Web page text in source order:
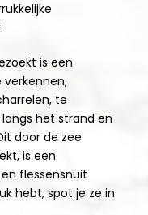
is een
te
het strand en
door de zee
is een
flessensnuit
hebt, spot je ze in